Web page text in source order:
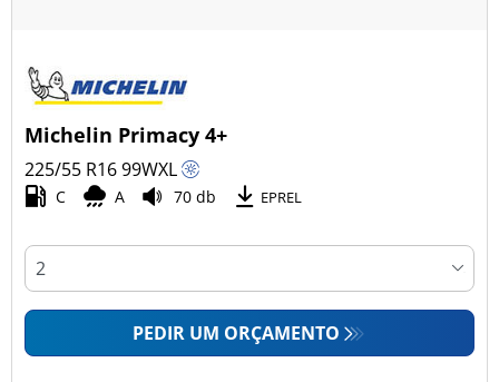
Michelin Primacy 4+
225/55 R1699WXL
C A 70 db EPREL
PEDIR UM ORÇAMENTO